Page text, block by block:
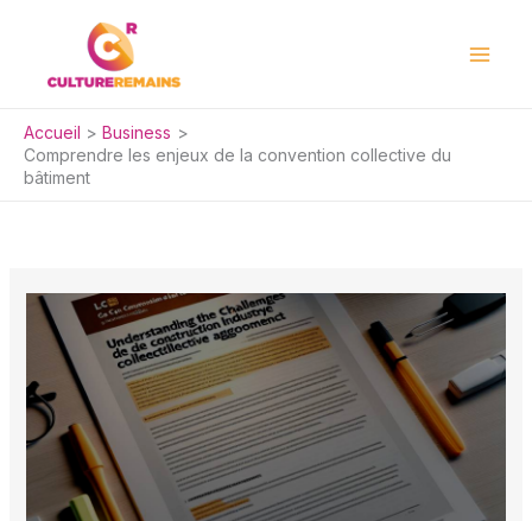
Accueil
Business
Comprendre les enjeux de la convention collective du
bâtiment